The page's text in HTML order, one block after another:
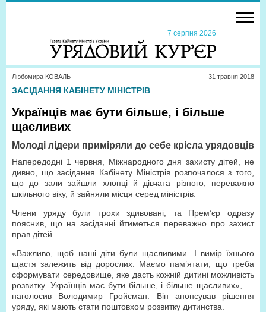
7 серпня 2026
Любомира КОВАЛЬ 31 травня 2018
ЗАСІДАННЯ КАБІНЕТУ МІНІСТРІВ
Українців має бути більше, і більше
щасливих
Молоді лідери приміряли до себе крісла урядовців
Напередодні 1 червня, Міжнародного дня захисту дітей, не
дивно, що засідання Кабінету Міністрів розпочалося з того,
що до зали зайшли хлопці й дівчата різного, переважно
шкільного віку, й зайняли місця серед міністрів.
Члени уряду були трохи здивовані, та Прем’єр одразу
пояснив, що на засіданні йтиметься переважно про захист
прав дітей.
«Важливо, щоб наші діти були щасливими. І вимір їхнього
щастя залежить від дорослих. Маємо пам’ятати, що треба
сформувати середовище, яке дасть кожній дитині можливість
розвитку. Українців має бути більше, і більше щасливих», —
наголосив Володимир Гройсман. Він анонсував рішення
уряду, які мають стати поштовхом розвитку дитинства.